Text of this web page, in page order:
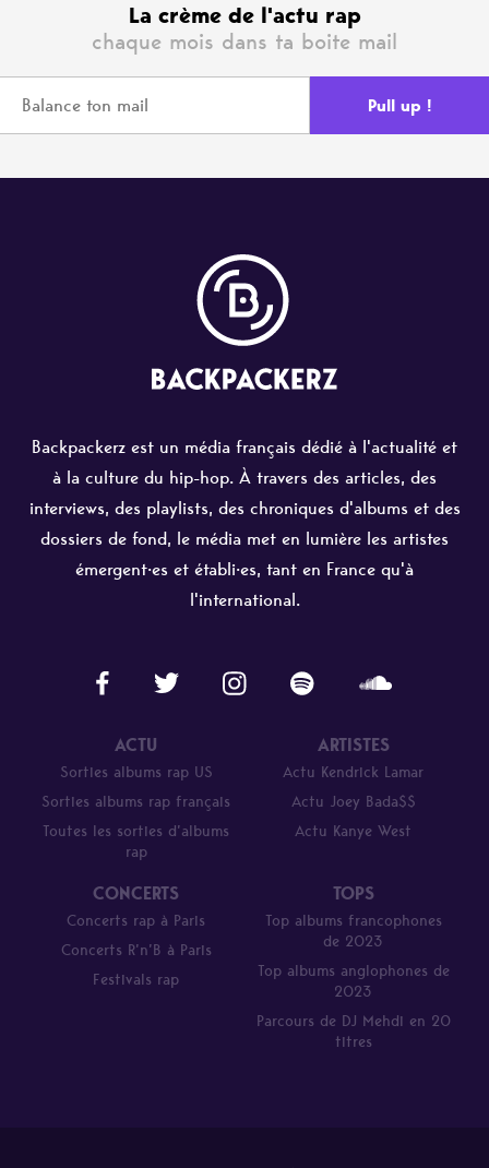
La crème de l'actu rap
chaque mois dans ta boite mail
Backpackerz est un média français dédié à l'actualité et
à la culture du hip-hop. À travers des articles, des
interviews, des playlists, des chroniques d'albums et des
dossiers de fond, le média met en lumière les artistes
émergent·es et établi·es, tant en France qu'à
l'international.
ACTU
Sorties albums rap US
Sorties albums rap français
Toutes les sorties d’albums
rap
ARTISTES
Actu Kendrick Lamar
Actu Joey Bada$$
Actu Kanye West
CONCERTS
Concerts rap à Paris
Concerts R’n’B à Paris
Festivals rap
TOPS
Top albums francophones
de 2023
Top albums anglophones de
2023
Parcours de DJ Mehdi en 20
titres